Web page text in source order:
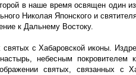
в наше время освящен один
Николая Японского и
к Дальнему Востоку.
с Хабаровской иконы.
небесным покровителем
святых, связанных с